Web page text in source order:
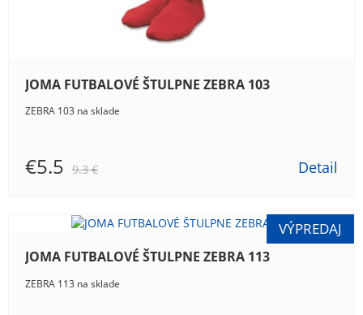
JOMA FUTBALOVÉ ŠTULPNE ZEBRA 103
ZEBRA 103 na sklade
€5.5 9.3 € Detail
JOMA FUTBALOVÉ ŠTULPNE ZEBRA 113
ZEBRA 113 na sklade